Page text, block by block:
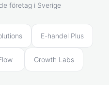
företag i Sverige
E-handel Plus
Growth Labs